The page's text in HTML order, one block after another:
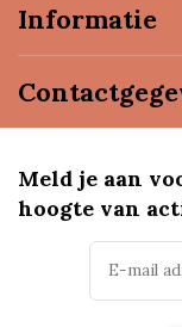
Informatie
Meld je aan
hoogte van